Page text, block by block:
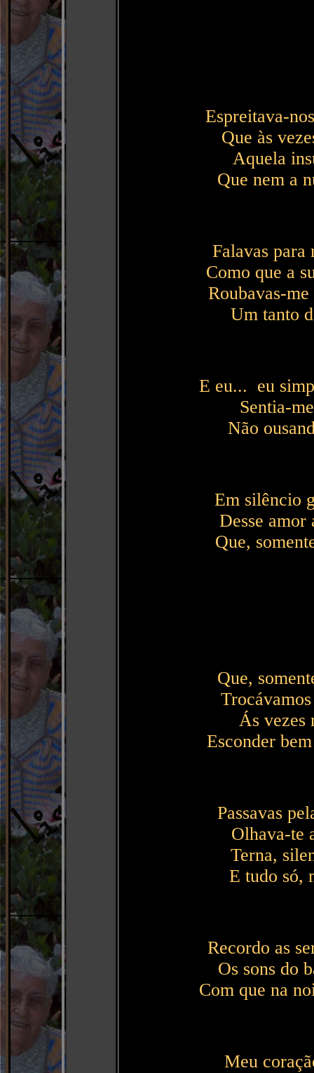
Espreitava-
Que às
Aquela
Que nem a
Falavas para
Como que a
Roubavas-
Um tanto
E eu... eu
Sentia-
Não
Em silêncio
Desse amor
Que,
Que,
Ás vezes
Esconder
Passavas
Olhava-te
Terna,
E tudo só,
Recordo as
Os sons do
Com que na
Meu